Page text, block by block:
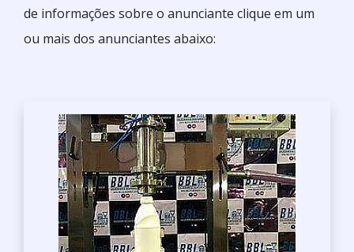
de informações sobre o anunciante clique em um
ou mais dos anunciantes abaixo: